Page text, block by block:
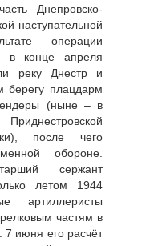
Днепровско-
наступательной
операции
в конце апреля
реку Днестр и
берегу плацдарм
(ныне – в
после чего
обороне.
сержант
летом 1944
артиллеристы
частям в
7 июня его расчёт